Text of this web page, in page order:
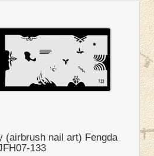
(airbrush nail art) Fengda
133